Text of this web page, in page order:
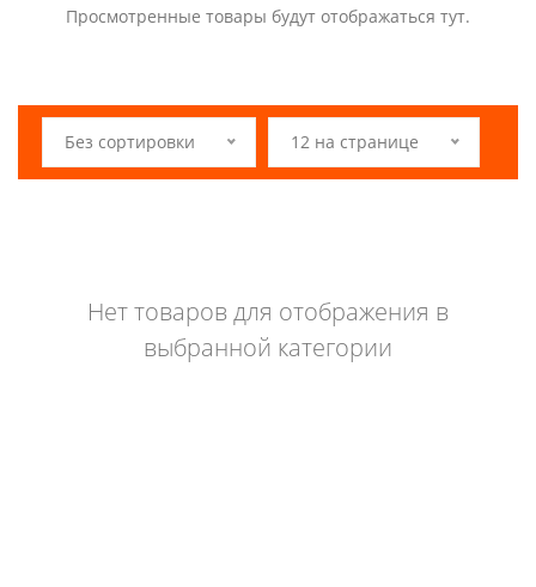
Просмотренные товары будут отображаться тут.
Без сортировки 12 на странице
Нет товаров для отображения в
выбранной категории